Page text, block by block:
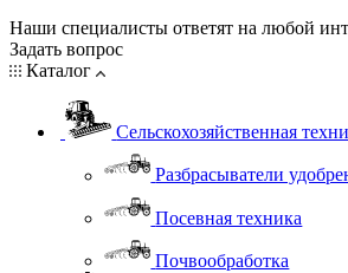
Наши специалисты ответят на любой
Задать вопрос
Каталог
Сельскохозяйственная
Разбрасыватели
Посевная техника
Почвообработка